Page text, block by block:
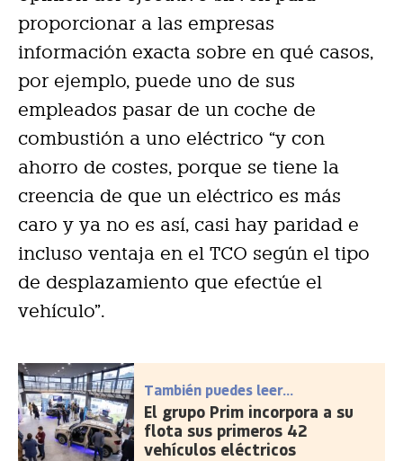
proporcionar a las empresas
información exacta sobre en qué casos,
por ejemplo, puede uno de sus
empleados pasar de un coche de
combustión a uno eléctrico “y con
ahorro de costes, porque se tiene la
creencia de que un eléctrico es más
caro y ya no es así, casi hay paridad e
incluso ventaja en el TCO según el tipo
de desplazamiento que efectúe el
vehículo”.
También puedes leer...
El grupo Prim incorpora a su
flota sus primeros 42
vehículos eléctricos